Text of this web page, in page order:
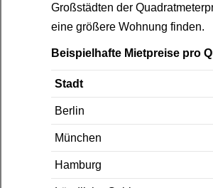
Großstädten der
eine größere Wohnung finden.
Beispielhafte Mietpreise pro
Stadt
Berlin
München
Hamburg